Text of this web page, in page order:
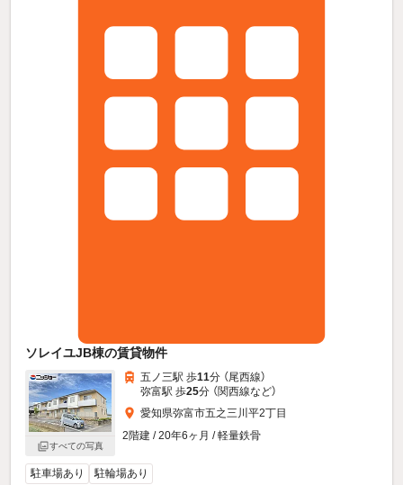
ソレイユJB棟の賃貸物件
すべての写真
五ノ三駅 歩11分 （尾西線）
弥富駅 歩25分 （関西線など）
愛知県弥富市五之三川平2丁目
2階建 / 20年6ヶ月 / 軽量鉄骨
駐車場あり 駐輪場あり